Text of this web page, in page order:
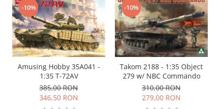
-10%
Amusing Hobby 35A041 -
1:35 T-72AV
385,00 RON
346,50 RON
-10%
Takom 2188 - 1:35 Object
279 w/ NBC Commando
310,00 RON
279,00 RON